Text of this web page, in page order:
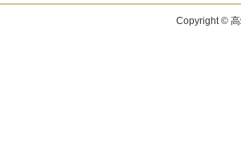
Copyright ©